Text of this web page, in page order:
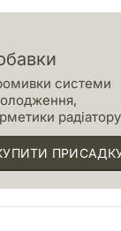
системи
радіатору